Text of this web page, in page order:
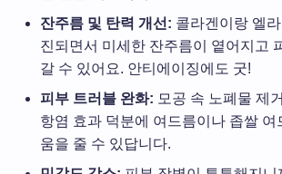
잔주름 및 탄력 개선: 콜라겐이랑 엘
진되면서 미세한 잔주름이 옅어지고
갈 수 있어요. 안티에이징에도 굿!
피부 트러블 완화: 모공 속 노폐물 제
항염 효과 덕분에 여드름이나 좁쌀 여
움을 줄 수 있답니다.